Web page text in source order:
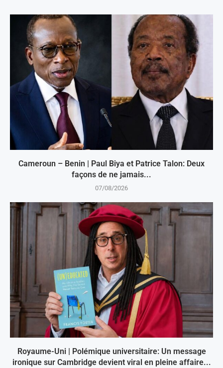
Cameroun – Benin | Paul Biya et Patrice Talon: Deux
façons de ne jamais...
07/08/2026
Royaume-Uni | Polémique universitaire: Un message
ironique sur Cambridge devient viral en pleine affaire...